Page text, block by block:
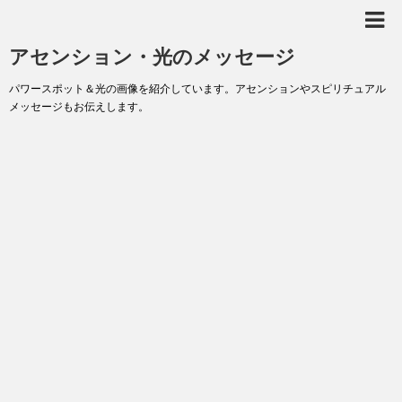
アセンション・光のメッセージ
パワースポット＆光の画像を紹介しています。アセンションやスピリチュアル
メッセージもお伝えします。